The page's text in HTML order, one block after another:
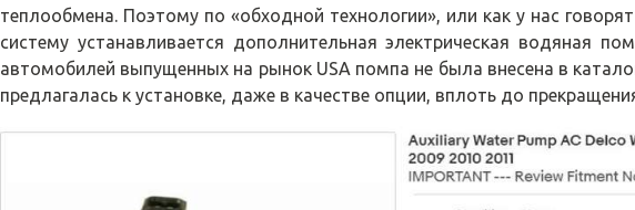
теплообмена. Поэтому по «обходной технологии», или как у нас
систему устанавливается дополнительная электрическая водяная
автомобилей выпущенных на рынок USA помпа не была внесена в
предлагалась к установке, даже в качестве опции, вплоть до